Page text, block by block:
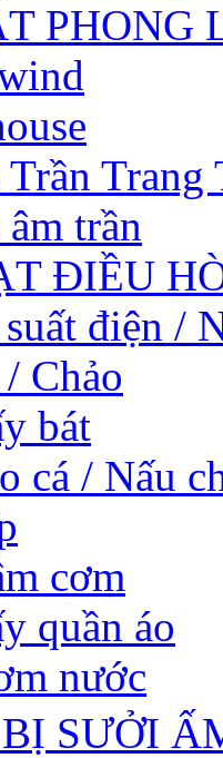
PHONG
Trang
trần
ĐIỀU
điện /
Chảo
bát
cá / Nấu
cơm
quần áo
nước
SƯỞI